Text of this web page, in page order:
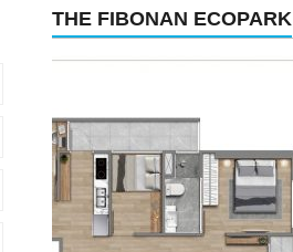
THE FIBONAN ECOPARK